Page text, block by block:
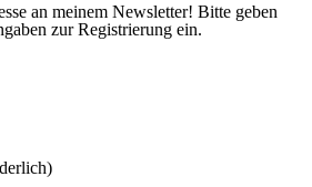
an meinem Newsletter! Bitte geben
zur Registrierung ein.